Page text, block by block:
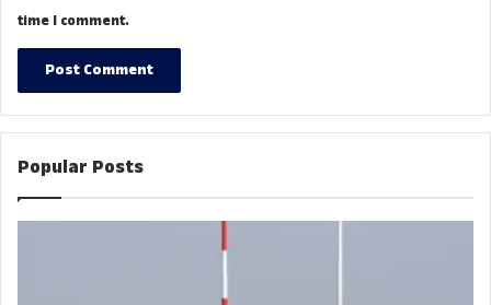
time I comment.
Popular Posts